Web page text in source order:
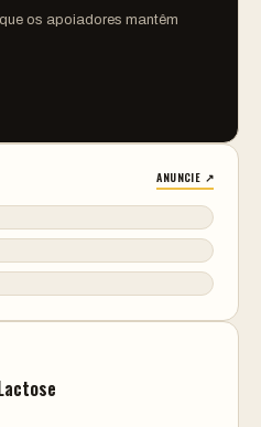
os apoiadores mantêm
ANUNCIE ↗